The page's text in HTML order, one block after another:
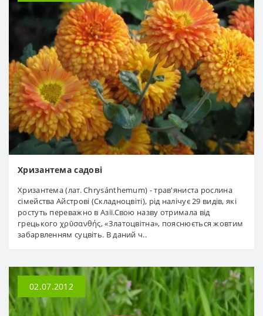
Хризантема садові
Хризантема (лат. Chrysánthemum) - трав'яниста рослина
сімейства Айстрові (Складноцвіті), рід налічує 29 видів, які
ростуть переважно в Азії.Свою назву отримала від
грецького χρῡσανθής, «Златоцвітна», пояснюється жовтим
забарвленням суцвіть. В даний ч..
02.07.2012